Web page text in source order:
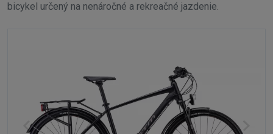
bicykel určený na nenáročné a rekreačné jazdenie.